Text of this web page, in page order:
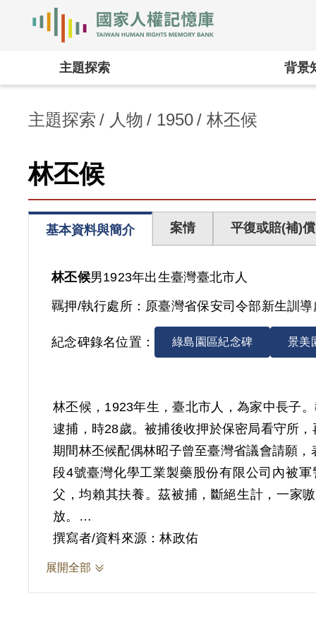
主題探索 背景
主題探索 人物 1950 林丕候
林丕候
基本資料與簡介 案情 平復或賠(補)償
林丕候男1923年出生臺灣臺北市人
羈押/執行處所： 原臺灣省保安司令部新生訓
紀念碑錄名位置： 綠島園區紀念碑 景美
林丕候，1923年生，臺北市人，為家中長子
逮捕，時28歲。被捕後收押於保密局看守所
期間林丕候配偶林昭子曾至臺灣省議會請願
段4號臺灣化學工業製藥股份有限公司內被
父，均賴其扶養。茲被捕，斷絕生計，一家
放。
訊問筆錄記載，1950年4月30日或5月1日在
後來由審判官鄭有齡審判，認為同案被告蔡
處，1951年送到綠島新生訓導處進行感訓，
撰寫者/資料來源：林政佑
展開全部